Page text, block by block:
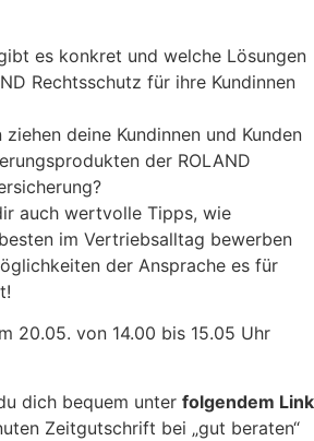
es konkret und welche Lösungen
Rechtsschutz für ihre Kundinnen
deine Kundinnen und Kunden
der ROLAND
auch wertvolle Tipps, wie
im Vertriebsalltag bewerben
der Ansprache es für
20.05. von 14.00 bis 15.05 Uhr
dich bequem unter folgendem Link
Zeitgutschrift bei „gut beraten“